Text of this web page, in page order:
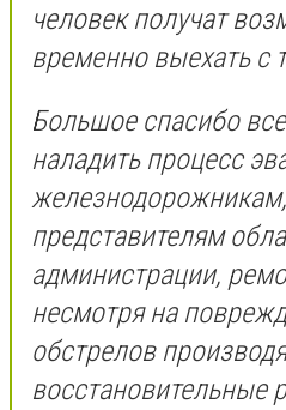
человек получат
временно выехать с
Большое спасибо
наладить процесс
представителям
администрации,
несмотря на
обстрелов
восстановительные